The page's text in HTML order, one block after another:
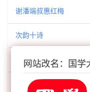
谢潘端叔惠红梅
次韵十诗
令人王氏挽词
次韵东坡武昌西山诗
网站改名：国学